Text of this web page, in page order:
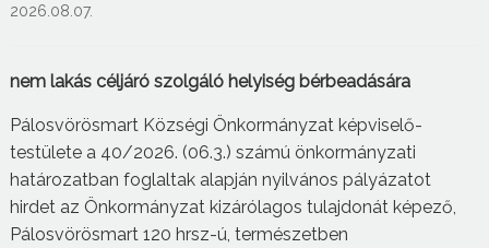
2026.08.07.
nem lakás céljáró szolgáló helyiség bérbeadására
Pálosvörösmart Községi Önkormányzat képviselő-
testülete a 40/2026. (06.3.) számú önkormányzati
határozatban foglaltak alapján nyilvános pályázatot
hirdet az Önkormányzat kizárólagos tulajdonát képező,
Pálosvörösmart 120 hrsz-ú, természetben